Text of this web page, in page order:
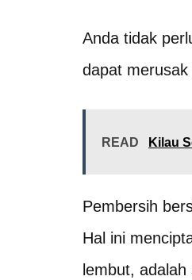
Anda tidak
dapat
READ Kilau
Pembersih
Hal ini
lembut,